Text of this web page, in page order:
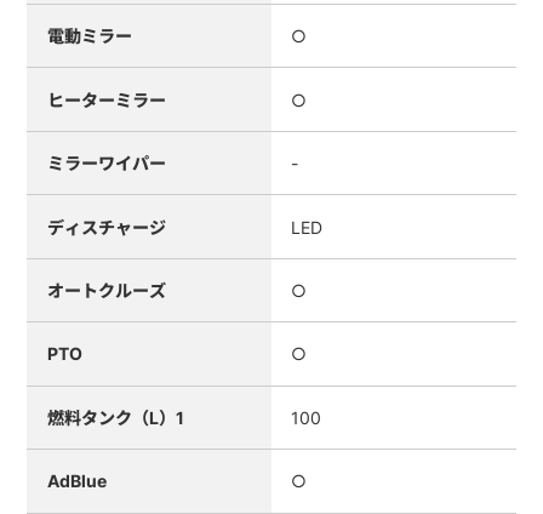
電動ミラー ○
ヒーターミラー ○
ミラーワイパー -
ディスチャージ LED
オートクルーズ ○
PTO ○
燃料タンク（L）1 100
AdBlue ○